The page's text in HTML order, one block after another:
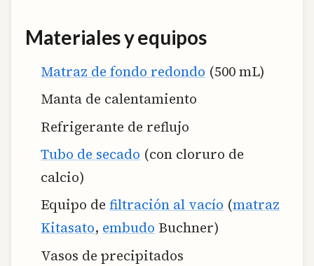
Materiales y equipos
Matraz de fondo redondo (500 mL)
Manta de calentamiento
Refrigerante de reflujo
Tubo de secado (con cloruro de
calcio)
Equipo defiltración al vacío (matraz
Kitasato, embudo Buchner)
Vasos de precipitados